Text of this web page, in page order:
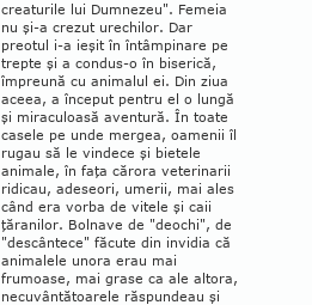
creaturile lui Dumnezeu". Femeia
nu şi-a crezut urechilor. Dar
preotul i-a ieşit în întâmpinare pe
trepte şi a condus-o în biserică,
împreună cu animalul ei. Din ziua
aceea, a început pentru el o lungă
şi miraculoasă aventură. În toate
casele pe unde mergea, oamenii îl
rugau să le vin­dece şi bietele
animale, în faţa cărora veterinarii
ri­dicau, adeseori, umerii, mai ales
când era vorba de vitele şi caii
ţăranilor. Bolnave de "deochi", de
"des­cântece" făcute din invidia că
animalele unora erau mai
frumoase, mai grase ca ale altora,
necu­vân­­tă­toa­rele răspundeau şi